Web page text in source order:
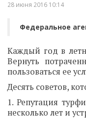
28 июня 2016 10:14
Федеральное
Каждый год в
Вернуть
пользоваться ее
Десять советов,
1. Репутация
несколько лет и